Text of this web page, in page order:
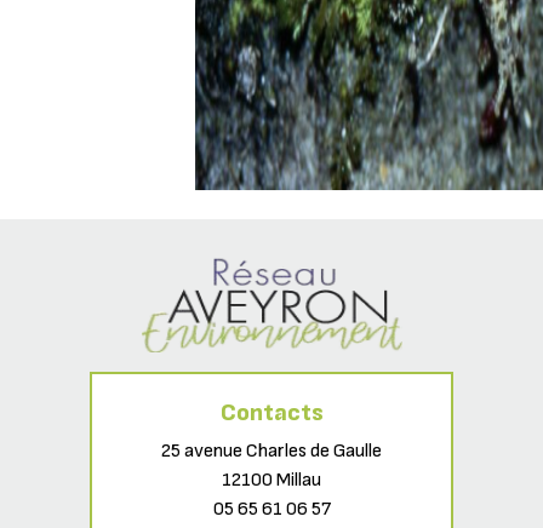
Contacts
25 avenue Charles de Gaulle
12100 Millau
05 65 61 06 57